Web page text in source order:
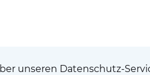
unseren Datenschutz-